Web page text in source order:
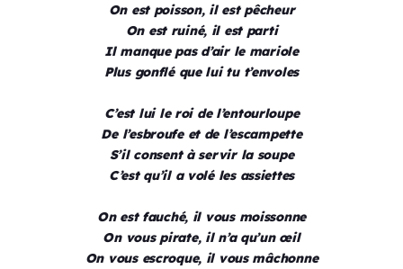
On est poisson, il est pêcheur
On est ruiné, il est parti
Il manque pas d’air le mariole
Plus gonflé que lui tu t’envoles
C’est lui le roi de l’entourloupe
De l’esbroufe et de l’escampette
S’il consent à servir la soupe
C’est qu’il a volé les assiettes
On est fauché, il vous moissonne
On vous pirate, il n’a qu’un œil
On vous escroque, il vous mâchonne